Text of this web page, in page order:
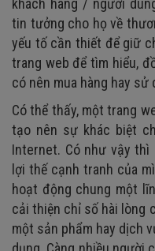
khách hàng / người
tin tưởng cho họ về
yếu tố cần thiết để giữ
trang web để tìm hiểu,
có nên mua hàng hay sử
Có thể thấy, một trang
tạo nên sự khác biệt
Internet. Có như vậy thì
lợi thế cạnh tranh của
hoạt động chung một
cải thiện chỉ số hài lòng
một sản phẩm hay dịch